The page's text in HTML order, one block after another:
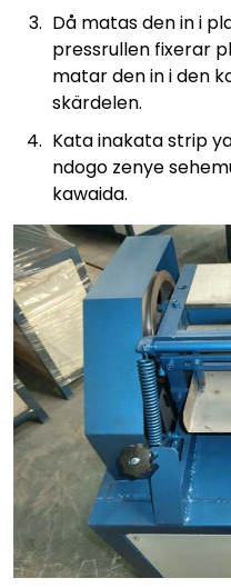
Då matas den in i
pressrullen fixerar
matar den in i den
skärdelen.
Kata inakata strip
ndogo zenye
kawaida.